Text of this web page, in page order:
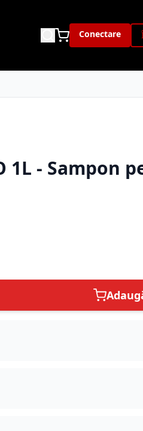
Conectare
1L - Sampon